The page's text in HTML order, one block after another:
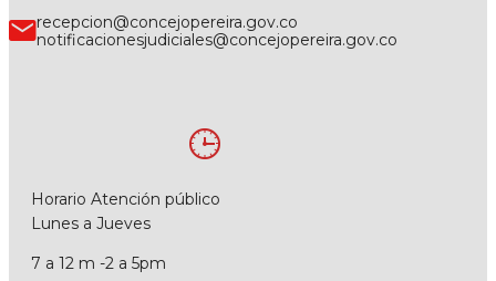
recepcion@concejopereira.gov.co
notificacionesjudiciales@concejopereira.gov.co
Horario Atención público
Lunes a Jueves
7 a 12 m -2 a 5pm